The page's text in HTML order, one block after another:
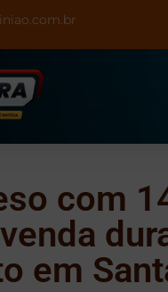
com
em